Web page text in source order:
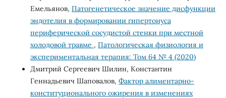
Емельянов, Патогенетическое значение дисфункции
эндотелия в формировании гипертонуса
периферической сосудистой стенки при местной
холодовой травме , Патологическая физиология и
экспериментальная терапия: Том 64 № 4 (2020)
Дмитрий Сергеевич Шилин, Константин
Геннадьевич Шаповалов, Фактор алиментарно-
конституционального ожирения в изменениях